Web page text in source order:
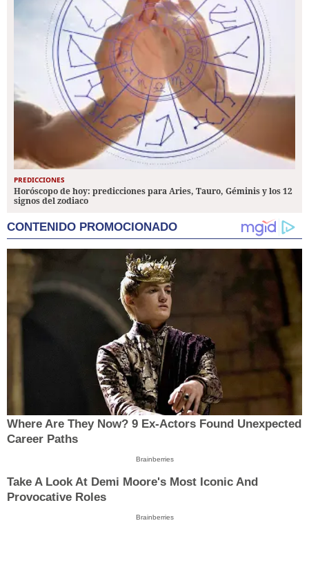
PREDICCIONES
Horóscopo de hoy: predicciones para Aries, Tauro, Géminis y los 12
signos del zodiaco
CONTENIDO PROMOCIONADO
Where Are They Now? 9 Ex-Actors Found Unexpected
Career Paths
Brainberries
Take A Look At Demi Moore's Most Iconic And
Provocative Roles
Brainberries